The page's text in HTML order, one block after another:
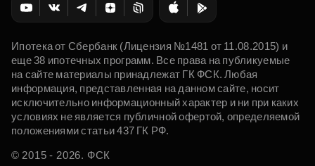
Ипотека от Сбербанк (Лицензия №1481 от 11.08.2015) и
еще 38 ипотечных программ. Все права на публикуемые
на сайте материалы принадлежат ГК ФСК. Любая
информация, представленная на данном сайте, носит
исключительно информационный характер и ни при каких
условиях не является публичной офертой, определяемой
положениями статьи 437 ГК РФ.
© 2015 - 2026. ФСК